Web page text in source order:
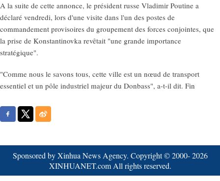
A la suite de cette annonce, le président russe Vladimir Poutine a
déclaré vendredi, lors d'une visite dans l'un des postes de
commandement provisoires du groupement des forces conjointes, que
la prise de Konstantinovka revêtait "une grande importance
stratégique".
"Comme nous le savons tous, cette ville est un nœud de transport
essentiel et un pôle industriel majeur du Donbass", a-t-il dit. Fin
Sponsored by Xinhua News Agency. Copyright © 2000-2026
XINHUANET.com All rights reserved.